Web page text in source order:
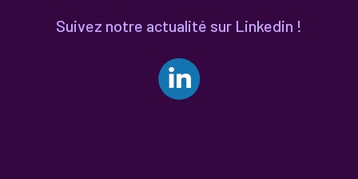
Suivez notre actualité sur Linkedin !